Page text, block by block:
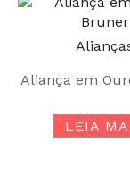
Aliança em
LEIA